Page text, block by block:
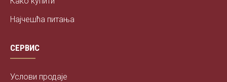
Најчешћа питања
СЕРВИС
Услови продаје